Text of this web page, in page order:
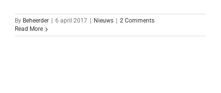
By Beheerder 6 april 2017 Nieuws
2 Comments
Read More